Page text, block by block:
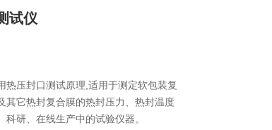
试仪
热压封口测试原理,适用于测定软包装复
其它热封复合膜的热封压力、热封温度
研、在线生产中的试验仪器。